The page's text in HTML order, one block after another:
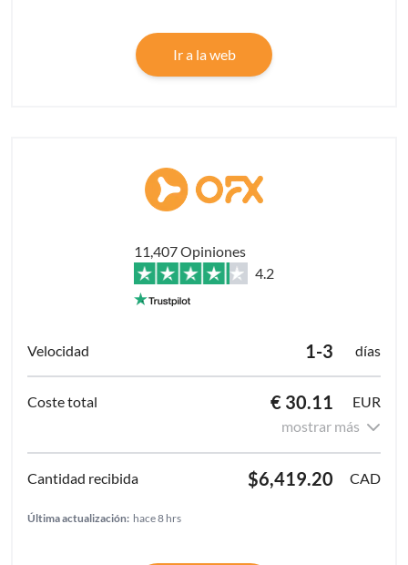
Ir a la web
11,407 Opiniones
4.2
1-3 días
€ 30.11
EUR
mostrar más
$6,419.20 CAD
Última actualización: hace 8 hrs